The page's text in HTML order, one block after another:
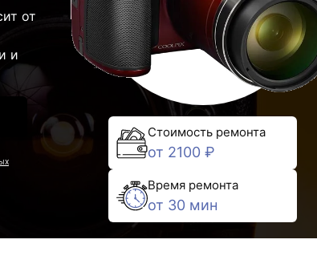
от
и
Стоимость ремонта
от 2100 ₽
Время ремонта
от 30 мин